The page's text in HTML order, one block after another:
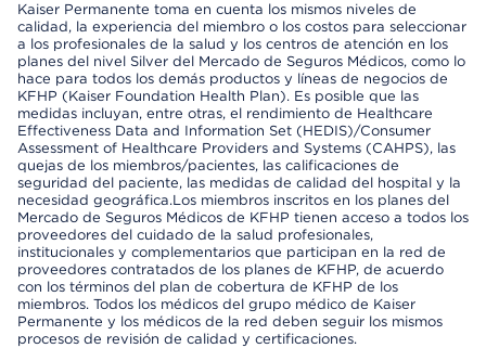
Kaiser Permanente toma en cuenta los mismos niveles de
calidad, la experiencia del miembro o los costos para seleccionar
a los profesionales de la salud y los centros de atención en los
planes del nivel Silver del Mercado de Seguros Médicos, como lo
hace para todos los demás productos y líneas de negocios de
KFHP (Kaiser Foundation Health Plan). Es posible que las
medidas incluyan, entre otras, el rendimiento de Healthcare
Effectiveness Data and Information Set (HEDIS)/Consumer
Assessment of Healthcare Providers and Systems (CAHPS), las
quejas de los miembros/pacientes, las calificaciones de
seguridad del paciente, las medidas de calidad del hospital y la
necesidad geográfica.Los miembros inscritos en los planes del
Mercado de Seguros Médicos de KFHP tienen acceso a todos los
proveedores del cuidado de la salud profesionales,
institucionales y complementarios que participan en la red de
proveedores contratados de los planes de KFHP, de acuerdo
con los términos del plan de cobertura de KFHP de los
miembros. Todos los médicos del grupo médico de Kaiser
Permanente y los médicos de la red deben seguir los mismos
procesos de revisión de calidad y certificaciones.